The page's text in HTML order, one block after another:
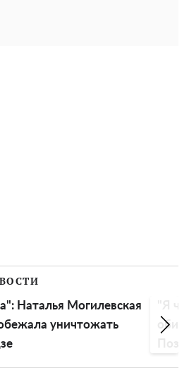
Наталья Могилевская
уничтожать